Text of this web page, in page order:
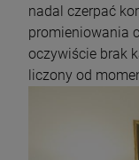
nadal czerpać
promieniowania
oczywiście brak
liczony od